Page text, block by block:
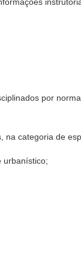
por
categoria de
urbanístico;